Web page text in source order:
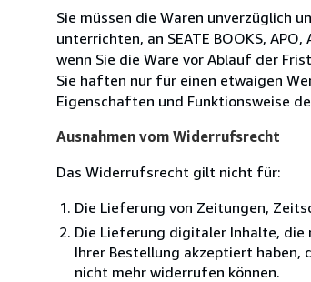
Sie müssen die Waren unverzüglich
unterrichten, an SEATE BOOKS,
wenn Sie die Ware vor Ablauf der
Sie haften nur für einen etwaigen
Eigenschaften und Funktionsweise
Ausnahmen vom Widerrufsrecht
Das Widerrufsrecht gilt nicht für:
Die Lieferung von Zeitungen,
Die Lieferung digitaler Inhalte, die
Ihrer Bestellung akzeptiert haben,
nicht mehr widerrufen können.